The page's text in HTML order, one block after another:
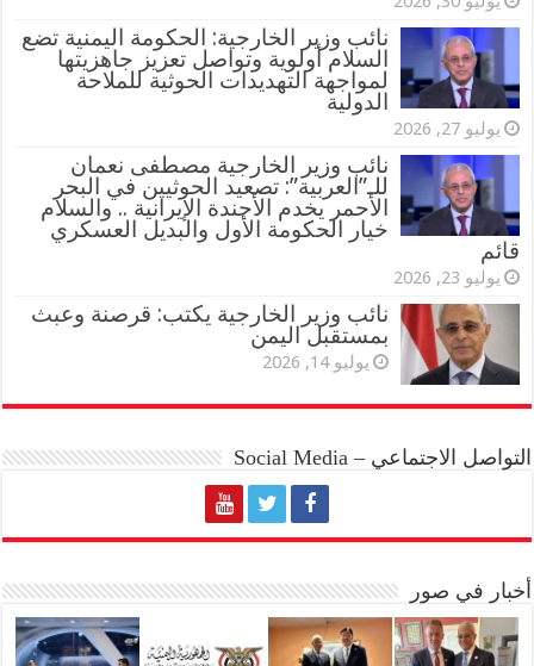
نائب وزير الخارجية: الحكومة اليمنية تضع
السلام أولوية وتواصل تعزيز جاهزيتها
لمواجهة التهديدات الحوثية للملاحة
الدولية
يوليو 27, 2026
نائب وزير الخارجية مصطفى نعمان
للـ”العربية”: تصعيد الحوثيين في البحر
الأحمر يخدم الأجندة الإيرانية .. والسلام
خيار الحكومة الأول والبديل العسكري
قائم
يوليو 23, 2026
نائب وزير الخارجية يكتب: قرصنة وعبث
بمستقبل اليمن
يوليو 14, 2026
التواصل الاجتماعي – Social Media
أخبار في صور